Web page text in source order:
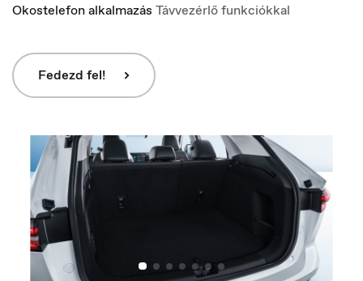
Italia
Italiano
Okostelefon alkalmazás Távvezérlő funkciókkal
Fedezd fel!